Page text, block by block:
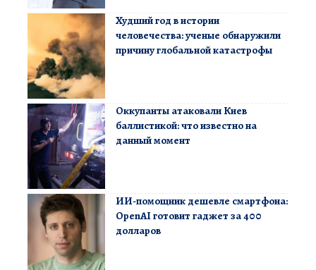
Худший год в истории
человечества: ученые обнаружили
причину глобальной катастрофы
Оккупанты атаковали Киев
баллистикой: что известно на
данный момент
ИИ-помощник дешевле смартфона:
OpenAI готовит гаджет за 400
долларов